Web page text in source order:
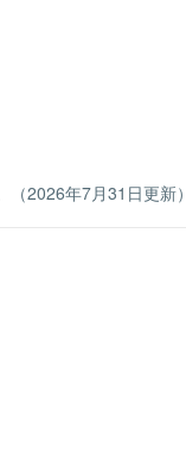
2026年7月31日更新）